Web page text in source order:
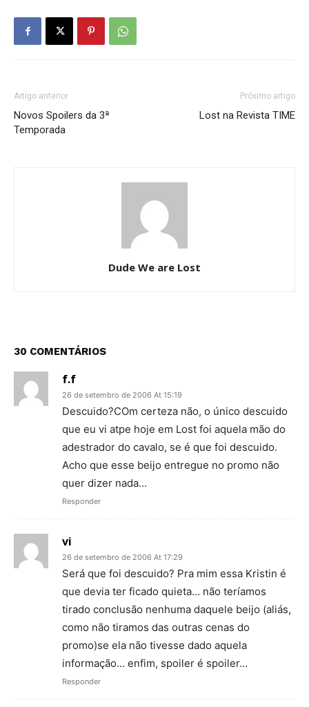
Artigo anterior
Novos Spoilers da 3ª
Temporada
Próximo artigo
Lost na Revista TIME
Dude We are Lost
30 COMENTÁRIOS
f.f
26 de setembro de 2006 At 15:19
Descuido?COm certeza não, o único descuido
que eu vi atpe hoje em Lost foi aquela mão do
adestrador do cavalo, se é que foi descuido.
Acho que esse beijo entregue no promo não
quer dizer nada…
Responder
vi
26 de setembro de 2006 At 17:29
Será que foi descuido? Pra mim essa Kristin é
que devia ter ficado quieta… não teríamos
tirado conclusão nenhuma daquele beijo (aliás,
como não tiramos das outras cenas do
promo)se ela não tivesse dado aquela
informação… enfim, spoiler é spoiler…
Responder